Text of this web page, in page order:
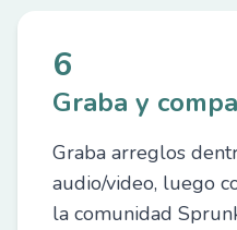
6
Graba y
Graba arreglos
audio/video, luego
la comunidad